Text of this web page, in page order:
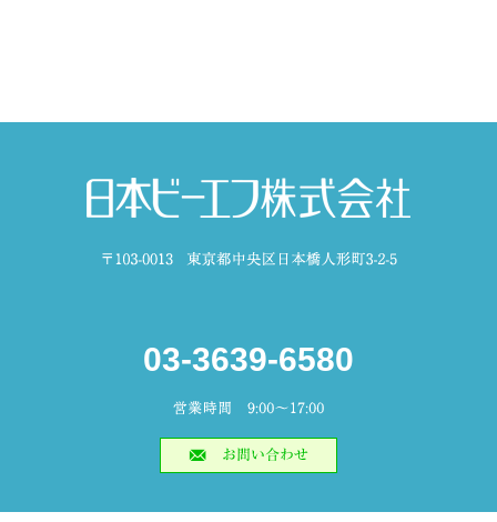
03-3639-6580